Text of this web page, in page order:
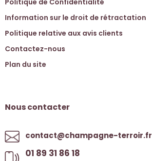
Politique de Confidentialité
Information sur le droit de rétractation
Politique relative aux avis clients
Contactez-nous
Plan du site
Nous contacter
contact@champagne-terroir.fr
01 89 31 86 18